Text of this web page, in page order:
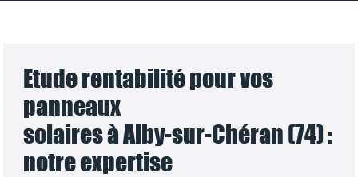
Etude rentabilité pour vos
panneaux
solaires à Alby-sur-Chéran (74) :
notre expertise